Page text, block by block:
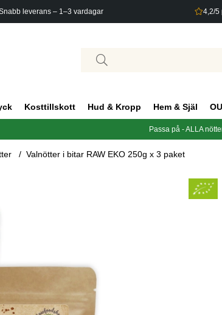
leverans – 1–3 vardagar 4,2/5
Kosttillskott Hud & Kropp Hem & Själ
Passa på - ALLA
Valnötter i bitar RAW EKO 250g x 3 paket
x 3 paket